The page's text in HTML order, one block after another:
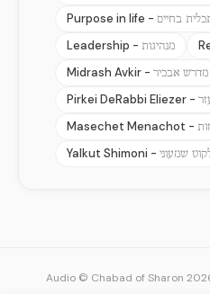
Purpose in life - בחיים
Leadership - מנהיגות
Midrash Avkir - מדרש אבכיר
Pirkei DeRabbi Eliezer -
Masechet Menachot -
Yalkut Shimoni - שמעוני
Audio © Chabad of Sharon